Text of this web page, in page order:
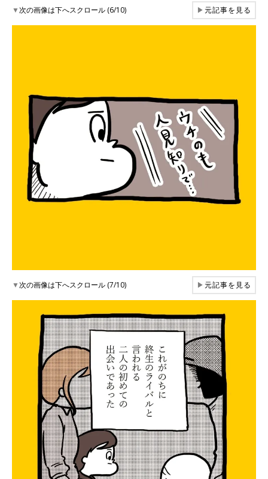
▼次の画像は下へスクロール (6/10) ▶元記事を見る
▼次の画像は下へスクロール (7/10) ▶元記事を見る